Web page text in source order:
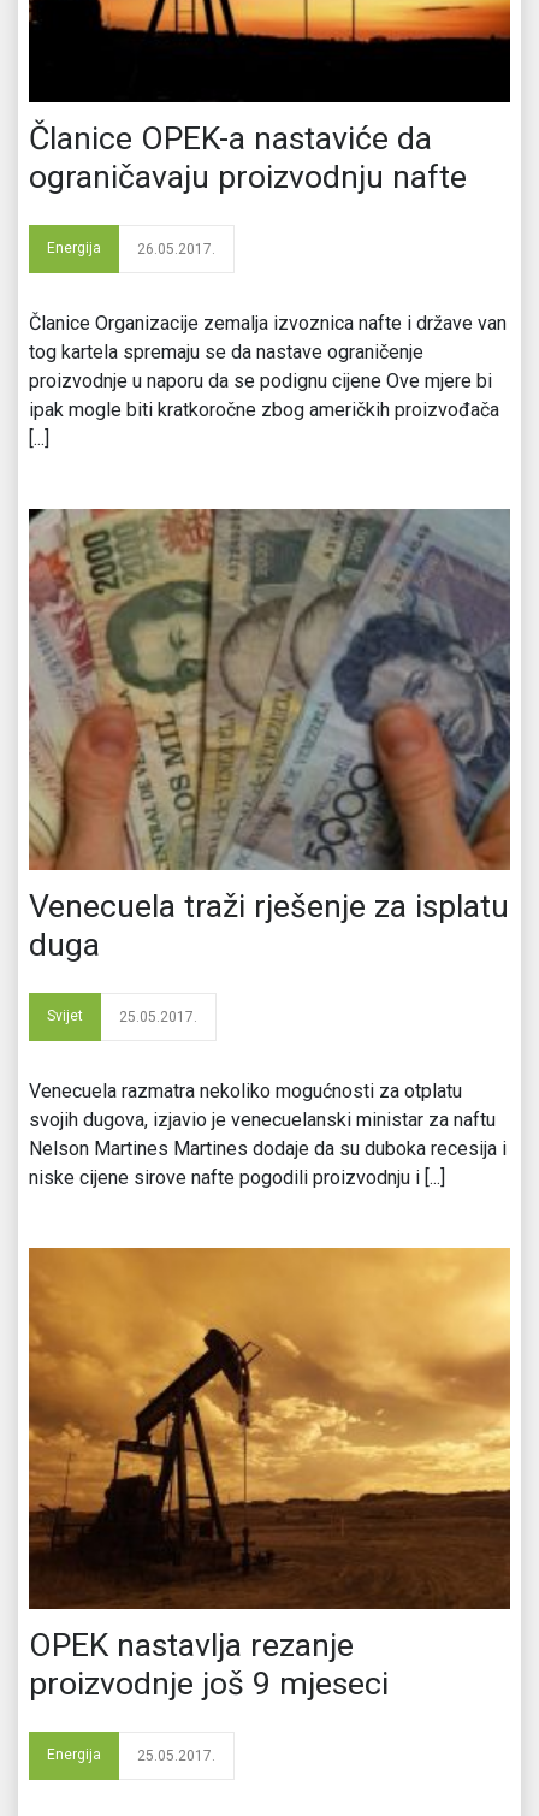
Članice OPEK-a nastaviće da
ograničavaju proizvodnju nafte
Energija 26.05.2017.
Članice Organizacije zemalja izvoznica nafte i države van
tog kartela spremaju se da nastave ograničenje
proizvodnje u naporu da se podignu cijene Ove mjere bi
ipak mogle biti kratkoročne zbog američkih proizvođača
[...]
Venecuela traži rješenje za isplatu
duga
Svijet 25.05.2017.
Venecuela razmatra nekoliko mogućnosti za otplatu
svojih dugova, izjavio je venecuelanski ministar za naftu
Nelson Martines Martines dodaje da su duboka recesija i
niske cijene sirove nafte pogodili proizvodnju i [...]
OPEK nastavlja rezanje
proizvodnje još 9 mjeseci
Energija 25.05.2017.